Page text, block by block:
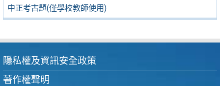
中正考古題(僅學校教師使用)
隱私權及資訊安全政策
著作權聲明